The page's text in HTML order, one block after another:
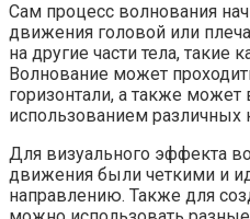
Сам процесс волнования
движения головой или
на другие части тела, такие
Волнование может
горизонтали, а также может
использованием
Для визуального эффекта
движения были четкими и
направлению. Также для